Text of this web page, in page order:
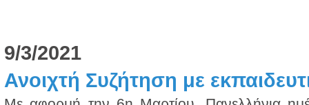
9/3/2021
Ανοιχτή Συζήτηση με